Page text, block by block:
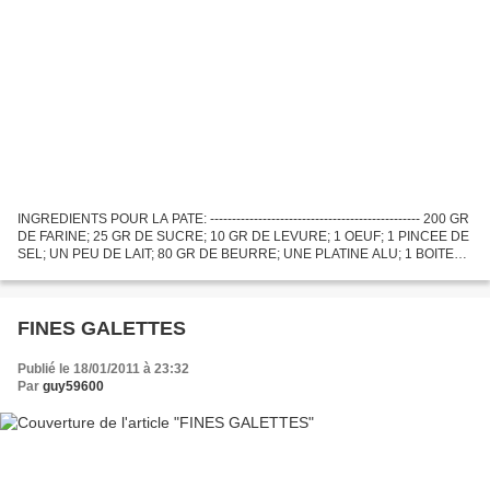
INGREDIENTS POUR LA PATE: ------------------------------------------------ 200 GR
DE FARINE; 25 GR DE SUCRE; 10 GR DE LEVURE; 1 OEUF; 1 PINCEE DE
SEL; UN PEU DE LAIT; 80 GR DE BEURRE; UNE PLATINE ALU; 1 BOITE
FINES GALETTES
Publié le 18/01/2011 à 23:32
Par guy59600